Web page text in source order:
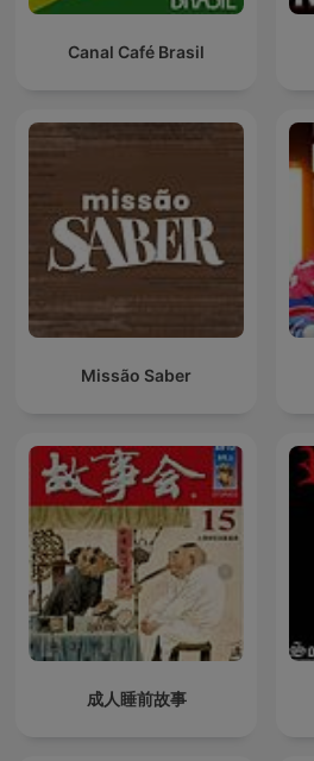
Canal Café Brasil
Missão Saber
成人睡前故事